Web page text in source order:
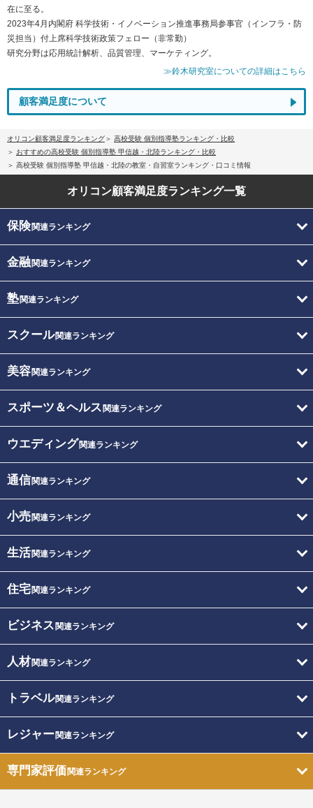
在に至る。
2023年4月内閣府 科学技術・イノベーション推進事務局参事官（インフラ・防
災担当）付上席科学技術政策フェロー（非常勤）
研究分野は応用統計解析、品質管理、マーケティング。
≫鈴木研究室についての詳細はこちら
顧客満足度について
オリコン顧客満足度ランキング
高校受験 個別指導塾ランキング・比較
おすすめの高校受験 個別指導塾 甲信越・北陸ランキング・比較
高校受験 個別指導塾 甲信越・北陸の教室・自習室ランキング・口コミ情報
オリコン顧客満足度ランキング一覧
保険関連ランキング
金融関連ランキング
塾関連ランキング
スクール関連ランキング
美容関連ランキング
スポーツ＆ヘルス 関連ランキング
ウエディング関連ランキング
通信関連ランキング
小売関連ランキング
生活関連ランキング
住宅関連ランキング
ビジネス 関連ランキング
人材関連ランキング
トラベル関連ランキング
レジャー関連ランキング
専門家評価関連ランキング